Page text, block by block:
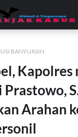
BANYUASIN
Kapolres
Arahan